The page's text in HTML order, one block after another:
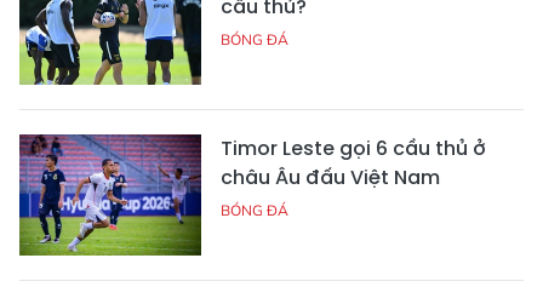
cầu thủ?
BÓNG ĐÁ
Timor Leste gọi 6 cầu thủ ở
châu Âu đấu Việt Nam
BÓNG ĐÁ